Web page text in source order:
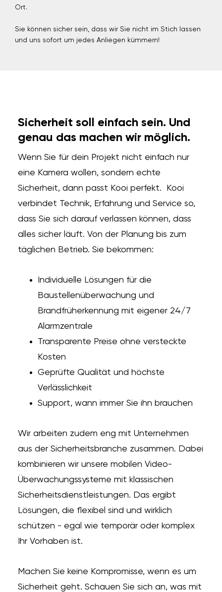
Ort.
Sie können sicher sein, dass wir Sie nicht im Stich lassen
und uns sofort um jedes Anliegen kümmern!
Sicherheit soll einfach sein. Und
genau das machen wir möglich.
Wenn Sie für dein Projekt nicht einfach nur
eine Kamera wollen, sondern echte
Sicherheit, dann passt Kooi perfekt. Kooi
verbindet Technik, Erfahrung und Service so,
dass Sie sich darauf verlassen können, dass
alles sicher läuft. Von der Planung bis zum
täglichen Betrieb. Sie bekommen:
Individuelle Lösungen für die
Baustellenüberwachung und
Brandfrüherkennung mit eigener 24/7
Alarmzentrale
Transparente Preise ohne versteckte
Kosten
Geprüfte Qualität und höchste
Verlässlichkeit
Support, wann immer Sie ihn brauchen
Wir arbeiten zudem eng mit Unternehmen
aus der Sicherheitsbranche zusammen. Dabei
kombinieren wir unsere mobilen Video-
Überwachungssysteme mit klassischen
Sicherheitsdienstleistungen. Das ergibt
Lösungen, die flexibel sind und wirklich
schützen - egal wie temporär oder komplex
Ihr Vorhaben ist.
Machen Sie keine Kompromisse, wenn es um
Sicherheit geht. Schauen Sie sich an, was mit